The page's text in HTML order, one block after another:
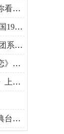
部
名
经
一
堪
级